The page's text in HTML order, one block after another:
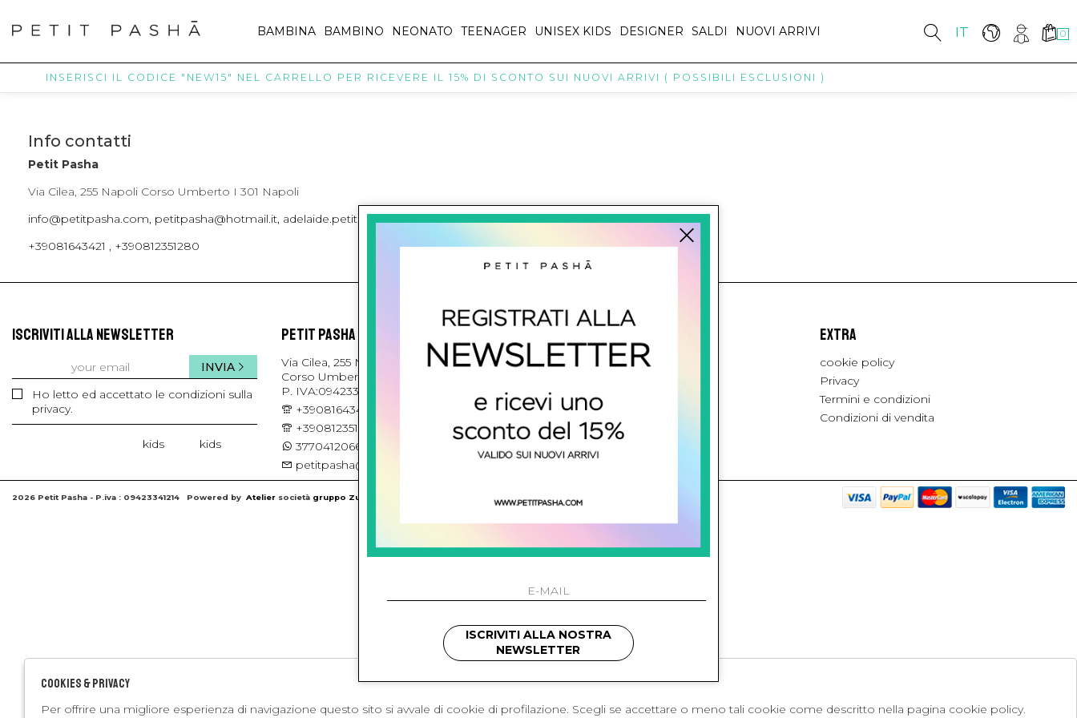
IT 0
BAMBINA BAMBINO NEONATO TEENAGER UNISEX KIDS DESIGNER SALDI NUOVI ARRIVI
INSERISCI IL CODICE "NEW15" NEL CARRELLO PER RICEVERE IL 15% DI SCONTO SUI NUOVI ARRIVI ( POSSIBILI ESCLUSIONI )
Info contatti
Petit Pasha
Via Cilea, 255 Napoli Corso Umberto I 301 Napoli
info@petitpasha.com, petitpasha@hotmail.it, adelaide.petitpasha@hotmail.com
+39081643421 , +390812351280
ISCRIVITI ALLA NEWSLETTER
Ho letto ed accettato le condizioni sulla
privacy.
INVIA
kids kids
PETIT PASHA
Via Cilea, 255 Napoli
Corso Umberto I 301 Napoli - Italia
P. IVA:09423341214
+39081643421
+390812351280
3770412066 , 3397314295
petitpasha@hotmail.it
L'azienda
Contatti
Pagamenti
Spedizione
EXTRA
cookie policy
Privacy
Termini e condizioni
Condizioni di vendita
2026 Petit Pasha - P.iva : 09423341214 Powered by Atelier società gruppo Zucchetti
ISCRIVITI ALLA NOSTRA
NEWSLETTER
Cookies & Privacy
Per offrire una migliore esperienza di navigazione questo sito si avvale di cookie di profilazione. Scegli se accettare o meno tali cookie come descritto nella pagina cookie policy.